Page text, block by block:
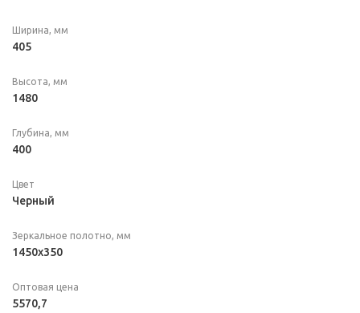
Ширина, мм
405
Высота, мм
1480
Глубина, мм
400
Цвет
Черный
Зеркальное полотно, мм
1450х350
Оптовая цена
5570,7